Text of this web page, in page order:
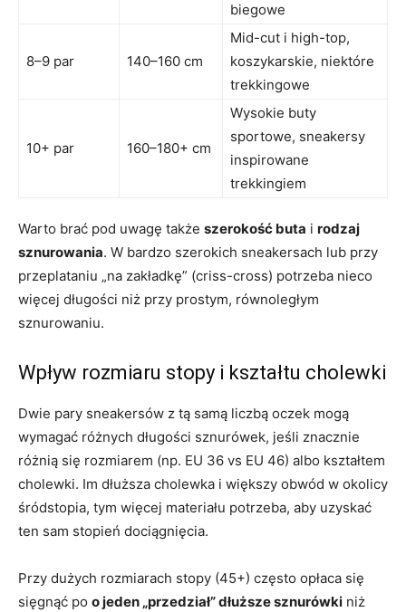
biegowe
8–9 par 140–160 cm
Mid-cut i high-top,
koszykarskie, niektóre
trekkingowe
10+ par 160–180+ cm
Wysokie buty
sportowe, sneakersy
inspirowane
trekkingiem
Warto brać pod uwagę także szerokość buta i rodzaj
sznurowania. W bardzo szerokich sneakersach lub przy
przeplataniu „na zakładkę” (criss-cross) potrzeba nieco
więcej długości niż przy prostym, równoległym
sznurowaniu.
Wpływ rozmiaru stopy i kształtu cholewki
Dwie pary sneakersów z tą samą liczbą oczek mogą
wymagać różnych długości sznurówek, jeśli znacznie
różnią się rozmiarem (np. EU 36 vs EU 46) albo kształtem
cholewki. Im dłuższa cholewka i większy obwód w okolicy
śródstopia, tym więcej materiału potrzeba, aby uzyskać
ten sam stopień dociągnięcia.
Przy dużych rozmiarach stopy (45+) często opłaca się
sięgnąć po o jeden „przedział” dłuższe sznurówki niż